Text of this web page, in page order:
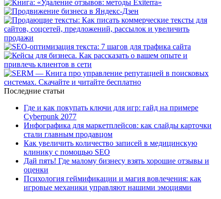
Последние статьи
Где и как покупать ключи для игр: гайд на примере
Cyberpunk 2077
Инфографика для маркетплейсов: как слайды карточки
стали главным продавцом
Как увеличить количество записей в медицинскую
клинику с помощью SEO
Дай пять! Где малому бизнесу взять хорошие отзывы и
оценки
Психология геймификации и магия вовлечения: как
игровые механики управляют нашими эмоциями